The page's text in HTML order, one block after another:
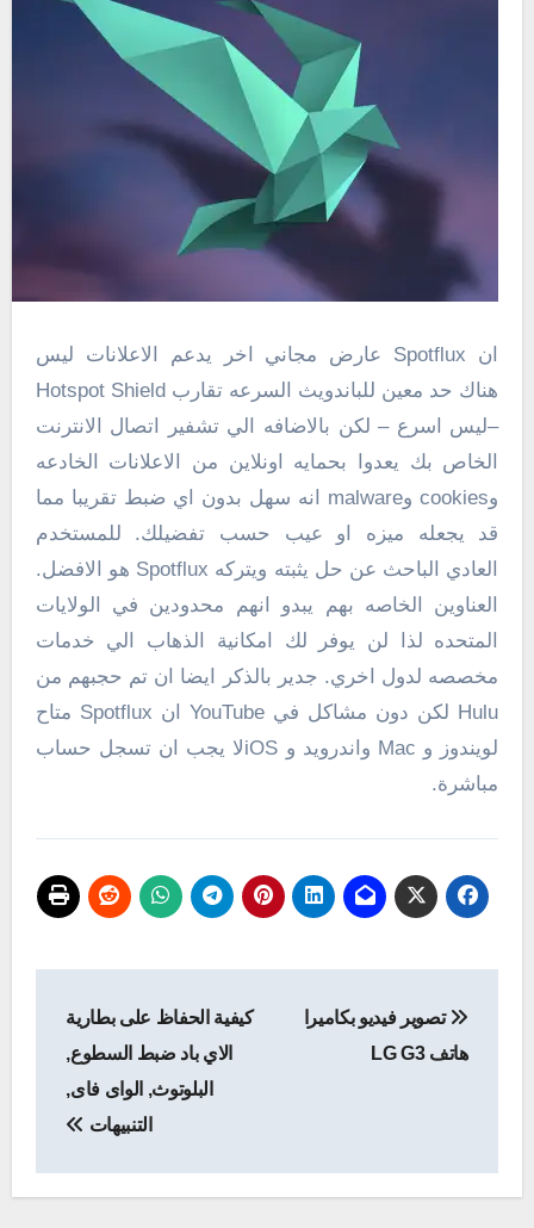
ان Spotflux عارض مجاني اخر يدعم الاعلانات ليس
هناك حد معين للباندويث السرعه تقارب Hotspot Shield
–ليس اسرع – لكن بالاضافه الي تشفير اتصال الانترنت
الخاص بك يعدوا بحمايه اونلاين من الاعلانات الخادعه
وcookies وmalware انه سهل بدون اي ضبط تقريبا مما
قد يجعله ميزه او عيب حسب تفضيلك. للمستخدم
العادي الباحث عن حل يثبته ويتركه Spotflux هو الافضل.
العناوين الخاصه بهم يبدو انهم محدودين في الولايات
المتحده لذا لن يوفر لك امكانية الذهاب الي خدمات
مخصصه لدول اخري. جدير بالذكر ايضا ان تم حجبهم من
Hulu لكن دون مشاكل في YouTube ان Spotflux متاح
لويندوز و Mac واندرويد و iOSلا يجب ان تسجل حساب
مباشرة.
المقالات
تصوير فيديو بكاميرا
هاتف LG G3
كيفية الحفاظ على بطارية
الاي باد ضبط السطوع,
البلوتوث, الواى فاى,
التنبيهات